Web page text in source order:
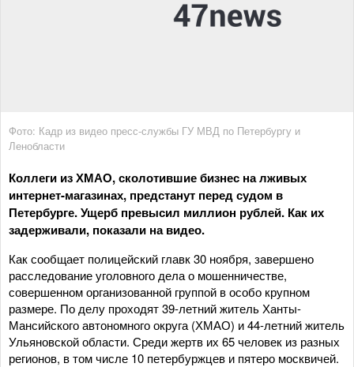
Фото: Кадр из видео пресс-службы ГУ МВД по Петербургу и
Ленобласти
Коллеги из ХМАО, сколотившие бизнес на лживых
интернет-магазинах, предстанут перед судом в
Петербурге. Ущерб превысил миллион рублей. Как их
задерживали, показали на видео.
Как сообщает полицейский главк 30 ноября, завершено
расследование уголовного дела о мошенничестве,
совершенном организованной группой в особо крупном
размере. По делу проходят 39-летний житель Ханты-
Мансийского автономного округа (ХМАО) и 44-летний житель
Ульяновской области. Среди жертв их 65 человек из разных
регионов, в том числе 10 петербуржцев и пятеро москвичей.